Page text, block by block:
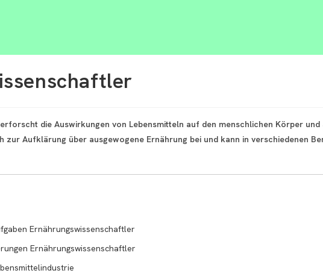
die Auswirkungen von Lebensmitteln auf den menschlichen Körper
zur Aufklärung über ausgewogene Ernährung bei und kann in verschiedenen
Ernährungswissenschaftler
Ernährungswissenschaftler